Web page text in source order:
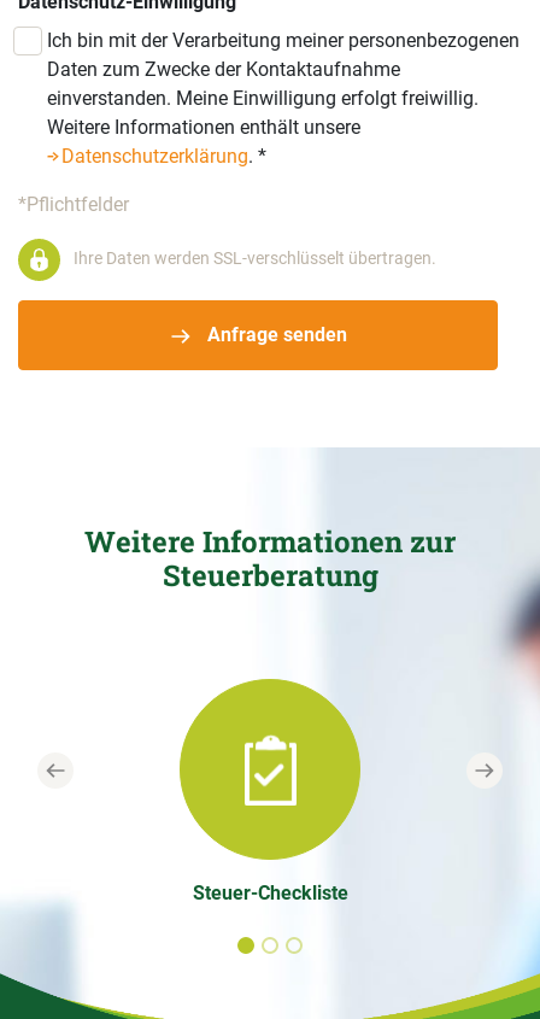
Ich bin mit der Verarbeitung meiner personenbezogenen
Daten zum Zwecke der Kontaktaufnahme
einverstanden. Meine Einwilligung erfolgt freiwillig.
Weitere Informationen enthält unsere
Datenschutzerklärung. *
*Pflichtfelder
Anfrage senden
Ihre Daten werden SSL-verschlüsselt übertragen.
Weitere Informationen zur
Steuerberatung
Steuer-Checkliste
Previous Next